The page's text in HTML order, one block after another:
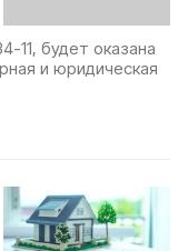
11, будет оказана
и юридическая